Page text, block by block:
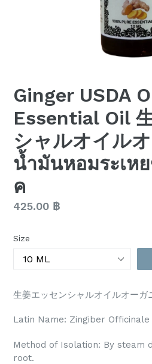
Ginger USDA
Essential Oil
シャルオイル
น้ำมันหอมระเห
ค
Regular
425.00 ฿
Size
生姜エッセンシャルオイルオーガ
Latin Name: Zingiber Officinale
Method of Isolation: By steam
root.